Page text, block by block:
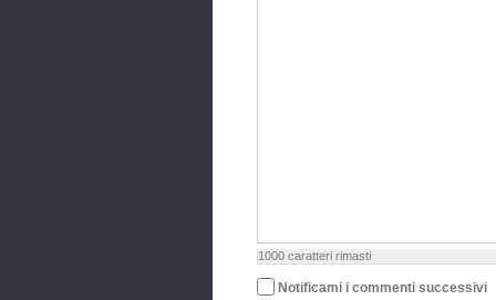
1000 caratteri rimasti
Notificami i commenti successivi